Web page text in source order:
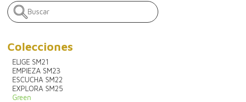
Colecciones
ELIGE SM21
EMPIEZA SM23
ESCUCHA SM22
EXPLORA SM25
Green